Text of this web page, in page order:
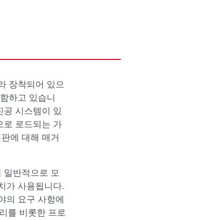
장착되어 있으
하고 있습니
공 시스템이 있
로 로드되는 가
에 대해 매거
일반적으로 모
가 사용됩니다.
의 요구 사항에
를 비롯한 프로